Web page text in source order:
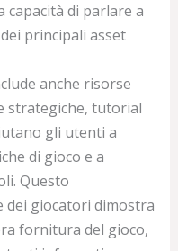
capacità di parlare a
principali asset
anche risorse
strategiche, tutorial
gli utenti a
di gioco e a
Questo
dei giocatori dimostra
fornitura del gioco,